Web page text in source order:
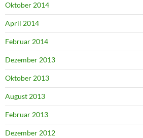
Oktober 2014
April 2014
Februar 2014
Dezember 2013
Oktober 2013
August 2013
Februar 2013
Dezember 2012